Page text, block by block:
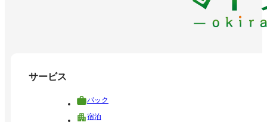
サービス
パック
宿泊